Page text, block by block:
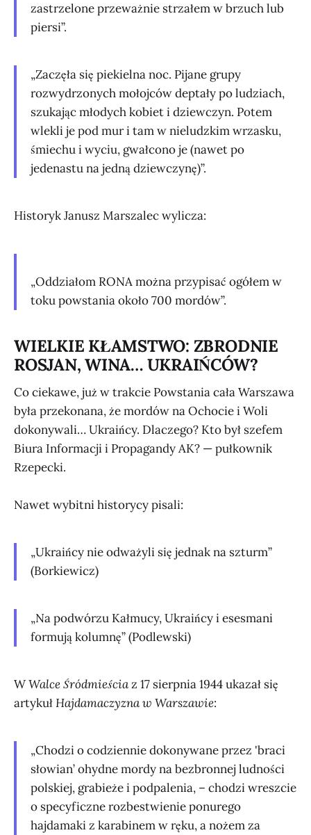
zastrzelone przeważnie strzałem w brzuch lub
piersi”.
„Zaczęła się piekielna noc. Pijane grupy
rozwydrzonych mołojców deptały po ludziach,
szukając młodych kobiet i dziewczyn. Potem
wlekli je pod mur i tam w nieludzkim wrzasku,
śmiechu i wyciu, gwałcono je (nawet po
jedenastu na jedną dziewczynę)”.
Historyk Janusz Marszalec wylicza:
„Oddziałom RONA można przypisać ogółem w
toku powstania około 700 mordów”.
WIELKIE KŁAMSTWO: ZBRODNIE
ROSJAN, WINA… UKRAIŃCÓW?
Co ciekawe, już w trakcie Powstania cała Warszawa
była przekonana, że mordów na Ochocie i Woli
dokonywali… Ukraińcy. Dlaczego? Kto był szefem
Biura Informacji i Propagandy AK? — pułkownik
Rzepecki.
Nawet wybitni historycy pisali:
„Ukraińcy nie odważyli się jednak na szturm”
(Borkiewicz)
„Na podwórzu Kałmucy, Ukraińcy i esesmani
formują kolumnę” (Podlewski)
WWalce Śródmieściaz 17 sierpnia 1944 ukazał się
artykułHajdamaczyzna w Warszawie:
„Chodzi o codziennie dokonywane przez 'braci
słowian’ ohydne mordy na bezbronnej ludności
polskiej, grabieże i podpalenia, – chodzi wreszcie
o specyficzne rozbestwienie ponurego
hajdamaki z karabinem w ręku, a nożem za